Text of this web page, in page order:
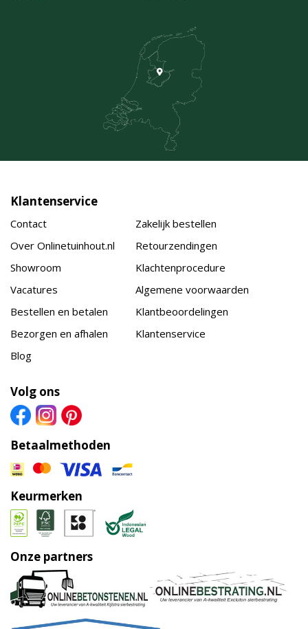
Klantenservice
Contact
Over Onlinetuinhout.nl
Showroom
Vacatures
Bestellen en betalen
Bezorgen en afhalen
Blog
Zakelijk bestellen
Retourzendingen
Klachtenprocedure
Algemene voorwaarden
Klantbeoordelingen
Klantenservice
Volg ons
Betaalmethoden
Keurmerken
Onze partners